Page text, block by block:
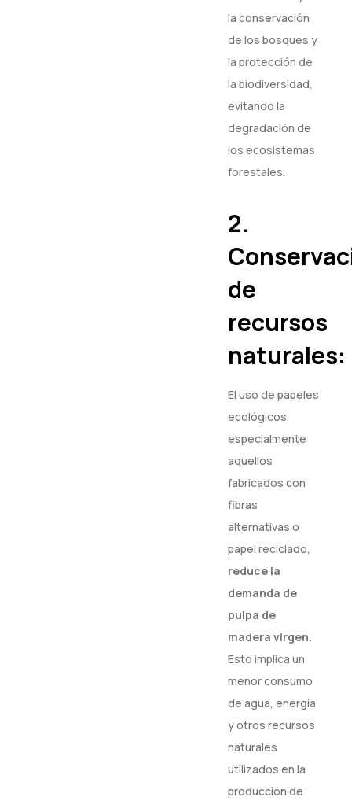
la conservación
de los bosques y
la protección de
la biodiversidad,
evitando la
degradación de
los ecosistemas
forestales.
2.
de
recursos
naturales:
El uso de papeles
ecológicos,
especialmente
aquellos
fabricados con
fibras
alternativas o
papel reciclado,
reduce la
demanda de
pulpa de
madera virgen.
Esto implica un
menor consumo
de agua, energía
y otros recursos
naturales
utilizados en la
producción de